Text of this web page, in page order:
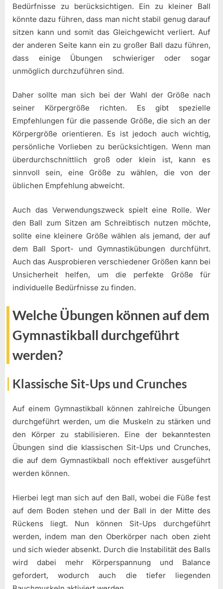
Bedürfnisse zu berücksichtigen. Ein zu kleiner Ball
könnte dazu führen, dass man nicht stabil genug darauf
sitzen kann und somit das Gleichgewicht verliert. Auf
der anderen Seite kann ein zu großer Ball dazu führen,
dass einige Übungen schwieriger oder sogar
unmöglich durchzuführen sind.
Daher sollte man sich bei der Wahl der Größe nach
seiner Körpergröße richten. Es gibt spezielle
Empfehlungen für die passende Größe, die sich an der
Körpergröße orientieren. Es ist jedoch auch wichtig,
persönliche Vorlieben zu berücksichtigen. Wenn man
überdurchschnittlich groß oder klein ist, kann es
sinnvoll sein, eine Größe zu wählen, die von der
üblichen Empfehlung abweicht.
Auch das Verwendungszweck spielt eine Rolle. Wer
den Ball zum Sitzen am Schreibtisch nutzen möchte,
sollte eine kleinere Größe wählen als jemand, der auf
dem Ball Sport- und Gymnastikübungen durchführt.
Auch das Ausprobieren verschiedener Größen kann bei
Unsicherheit helfen, um die perfekte Größe für
individuelle Bedürfnisse zu finden.
Welche Übungen können auf dem
Gymnastikball durchgeführt
werden?
Klassische Sit-Ups und Crunches
Auf einem Gymnastikball können zahlreiche Übungen
durchgeführt werden, um die Muskeln zu stärken und
den Körper zu stabilisieren. Eine der bekanntesten
Übungen sind die klassischen Sit-Ups und Crunches,
die auf dem Gymnastikball noch effektiver ausgeführt
werden können.
Hierbei legt man sich auf den Ball, wobei die Füße fest
auf dem Boden stehen und der Ball in der Mitte des
Rückens liegt. Nun können Sit-Ups durchgeführt
werden, indem man den Oberkörper nach oben zieht
und sich wieder absenkt. Durch die Instabilität des Balls
wird dabei mehr Körperspannung und Balance
gefordert, wodurch auch die tiefer liegenden